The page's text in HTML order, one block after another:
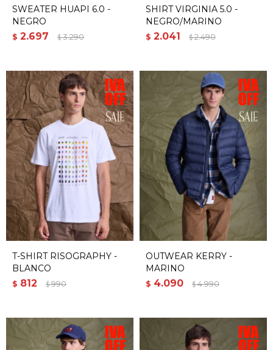
SWEATER HUAPI 6.0 -
NEGRO
$ 2.697 $ 3.290
SHIRT VIRGINIA 5.0 -
NEGRO/MARINO
$ 2.041 $ 2.490
T-SHIRT RISOGRAPHY -
BLANCO
$ 812 $ 990
OUTWEAR KERRY -
MARINO
$ 4.090 $ 4.990